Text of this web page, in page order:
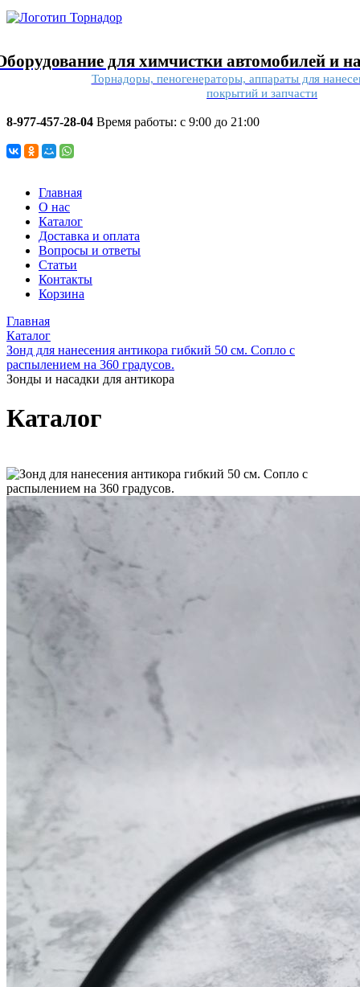
для химчистки автомобилей и
Торнадоры, пеногенераторы, аппараты для
покрытий и запчасти
8-977-457-28-04 Время работы: с 9:00 до 21:00
Главная
О нас
Каталог
Доставка и оплата
Вопросы и ответы
Статьи
Контакты
Корзина
Главная
Каталог
Зонд для нанесения антикора гибкий 50 см. Сопло с
распылением на 360 градусов.
Зонды и насадки для антикора
Каталог